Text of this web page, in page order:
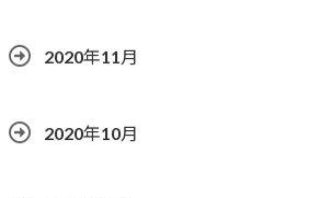
2020年11月
2020年10月